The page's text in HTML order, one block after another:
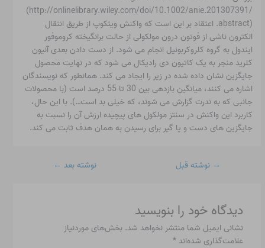
(http://onlinelibrary.wiley.com/doi/10.1002/anie.201307391/
abstract). اعتقاد بر این است که واکنش ویتکوپ از طریق انتقال
الکترون ناشی از فوتون درون مولکولی از حالت برانگیخته کروموفور
ایندول به گروه کلروکربونیل انجام می شود. از دست دادن بعدی آنیون
کلرید منجر به یک کاتیون دی رادیکال می شود که در نهایت محصول
جایگزین نشان داده شده در زیر را ایجاد می کند. همانطور که نویسندگان
اشاره می کنند، میانگین بازدهی بین 30 تا 55 درصد است (با محصولات
جانبی که به ندرت گزارش می شوند، که خیلی بد است…). با این حال،
کاربرد این واکنش در سنتز مولکول های پیچیده ارزش آن را نسبت به
جایگزین های دست و پا گیر برای رسیدن به همان هدف ثابت می کند.
→ نوشته قبل نوشته بعد ←
دیدگاه‌ خود را بنویسید
نشانی ایمیل شما منتشر نخواهد شد. بخش‌های موردنیاز
علامت‌گذاری شده‌اند *